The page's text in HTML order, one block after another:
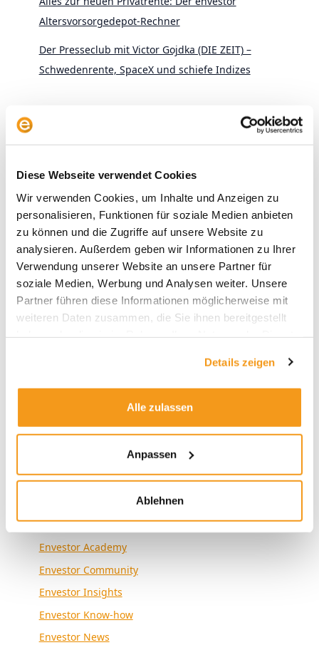
Diese Webseite verwendet Cookies
Wir verwenden Cookies, um Inhalte und Anzeigen zu
personalisieren, Funktionen für soziale Medien anbieten
zu können und die Zugriffe auf unsere Website zu
analysieren. Außerdem geben wir Informationen zu Ihrer
Verwendung unserer Website an unsere Partner für
soziale Medien, Werbung und Analysen weiter. Unsere
Partner führen diese Informationen möglicherweise mit
weiteren Daten zusammen, die Sie ihnen bereitgestellt
Details zeigen
Alle zulassen
Anpassen
Ablehnen
Altersvorsorgedepot-Rechner
Der Presseclub mit Victor Gojdka (DIE ZEIT) –
Schwedenrente, SpaceX und schiefe Indizes
Archive
2025
2024
2023
2022
2021
1970
Allgemein
Envestor Academy
Envestor Community
Envestor Insights
Envestor Know-how
Envestor News